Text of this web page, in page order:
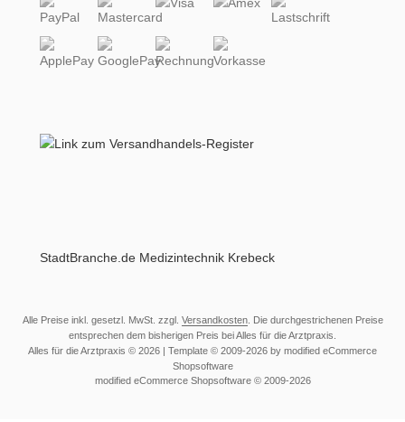
StadtBranche.de Medizintechnik Krebeck
Alle Preise inkl. gesetzl. MwSt. zzgl. Versandkosten. Die durchgestrichenen Preise
entsprechen dem bisherigen Preis bei Alles für die Arztpraxis.
Alles für die Arztpraxis © 2026 | Template © 2009-2026 by modified eCommerce
Shopsoftware
modified eCommerce Shopsoftware © 2009-2026